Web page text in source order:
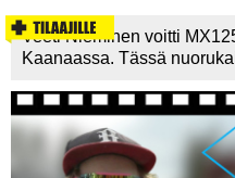
Luo
Vaihda
Veeti Nieminen voitti
Kaanaassa. Tässä